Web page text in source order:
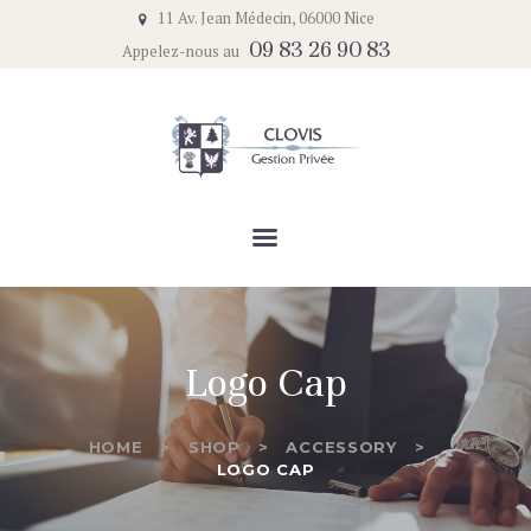
11 Av. Jean Médecin, 06000 Nice
Appelez-nous au 09 83 26 90 83
Logo Cap
HOME SHOP
ACCESSORY
LOGO CAP
Un service complet et de qualité
ACCUEIL
LE CABINET
NOTRE ACTUALITÉ